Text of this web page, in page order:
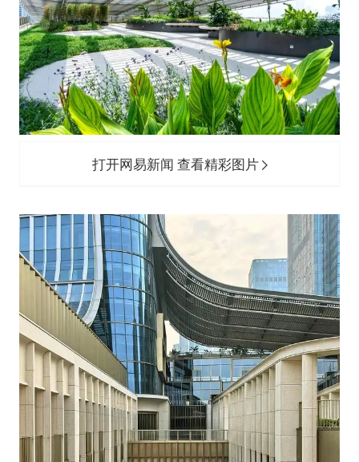
打开网易新闻 查看精彩图片